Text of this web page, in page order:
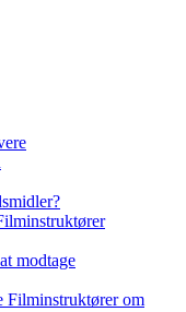
modtage
Filminstruktører om